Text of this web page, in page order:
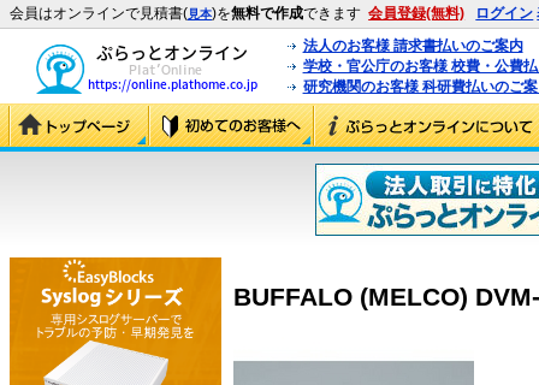
会員はオンラインで見積書(見本)を無料で作成できます 会員登録(無料) ログイン
法人のお客様 請求書払いのご案内
学校・官公庁のお客様 校費・公費
研究機関のお客様 科研費払いのご
BUFFALO (MELCO)